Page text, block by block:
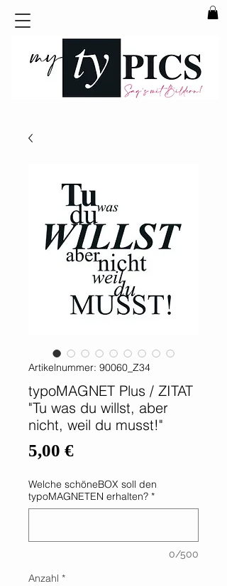
Artikelnummer: 90060_Z34
typoMAGNET Plus / ZITAT
"Tu was du willst, aber
nicht, weil du musst!"
5,00 €Preis
Welche schöneBOX soll den
typoMAGNETEN erhalten? *
0/500
Anzahl *